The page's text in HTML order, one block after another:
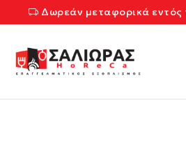
Δωρεάν μεταφορικά εντός